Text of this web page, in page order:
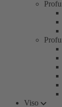
Viso